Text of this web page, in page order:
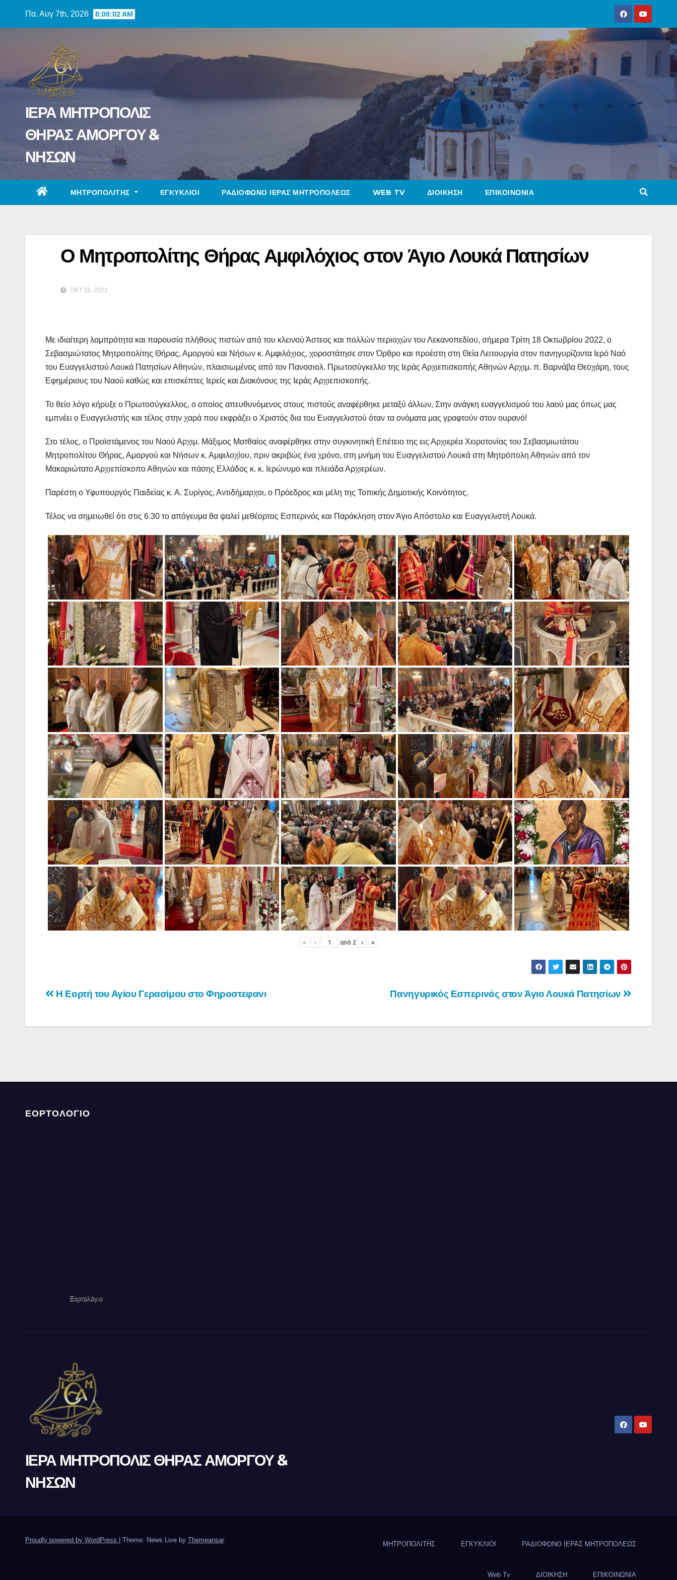
Πα. Αυγ 7th, 2026 8:08:03 AM
ΙΕΡΑ ΜΗΤΡΟΠΟΛΙΣ
ΘΗΡΑΣ ΑΜΟΡΓΟΥ &
ΝΗΣΩΝ
ΜΗΤΡΟΠΟΛΙΤΗΣ ΕΓΚΥΚΛΙΟΙ ΡΑΔΙΟΦΩΝΟ ΙΕΡΑΣ ΜΗΤΡΟΠΟΛΕΩΣ WEB TV ΔΙΟΙΚΗΣΗ ΕΠΙΚΟΙΝΩΝΙΑ
Ο Μητροπολίτης Θήρας Αμφιλόχιος στον Άγιο Λουκά Πατησίων
ΟΚΤ 18, 2022
Με ιδιαίτερη λαμπρότητα και παρουσία πλήθους πιστών από του κλεινού Άστεος και πολλών περιοχών του Λεκανοπεδίου, σήμερα Τρίτη 18 Οκτωβρίου 2022, ο
Σεβασμιώτατος Μητροπολίτης Θήρας, Αμοργού και Νήσων κ. Αμφιλόχιος, χοροστάτησε στον Όρθρο και προέστη στη Θεία Λειτουργία στον πανηγυρίζοντα Ιερό Ναό
του Ευαγγελιστού Λουκά Πατησίων Αθηνών, πλαισιωμένος από τον Πανοσιολ. Πρωτοσύγκελλο της Ιεράς Αρχιεπισκοπής Αθηνών Αρχιμ. π. Βαρνάβα Θεοχάρη, τους
Εφημέριους του Ναού καθώς και επισκέπτες Ιερείς και Διακόνους της Ιεράς Αρχιεπισκοπής.
Το θείο λόγο κήρυξε ο Πρωτοσύγκελλος, ο οποίος απευθυνόμενος στους πιστούς αναφέρθηκε μεταξύ άλλων, Στην ανάγκη ευαγγελισμού του λαού μας όπως μας
εμπνέει ο Ευαγγελιστής και τέλος στην χαρά που εκφράζει ο Χριστός δια του Ευαγγελιστού όταν τα ονόματα μας γραφτούν στον ουρανό!
Στο τέλος, ο Προϊστάμενος του Ναού Αρχιμ. Μάξιμος Ματθαίος αναφέρθηκε στην συγκινητική Επέτειο της εις Αρχιερέα Χειροτονίας του Σεβασμιωτάτου
Μητροπολίτου Θήρας, Αμοργού και Νήσων κ. Αμφιλοχίου, πριν ακριβώς ένα χρόνο, στη μνήμη του Ευαγγελιστού Λουκά στη Μητρόπολη Αθηνών από τον
Μακαριώτατο Αρχιεπίσκοπο Αθηνών και πάσης Ελλάδος κ. κ. Ιερώνυμο και πλειάδα Αρχιερέων.
Παρέστη ο Υφυπουργός Παιδείας κ. Α. Συρίγος, Αντιδήμαρχοι, ο Πρόεδρος και μέλη της Τοπικής Δημοτικής Κοινότητος.
Τέλος να σημειωθεί ότι στις 6.30 το απόγευμα θα ψαλεί μεθέορτος Εσπερινός και Παράκληση στον Άγιο Απόστολο και Ευαγγελιστή Λουκά.
« ‹ από 2 › »
Πλοήγηση
Πανηγυρικός Εσπερινός στον Άγιο Λουκά Πατησίων
Η Εορτή του Αγίου Γερασίμου στο Φηροστεφανι
ΕΟΡΤΟΛΟΓΙΟ
Εορτολόγιο
ΙΕΡΑ ΜΗΤΡΟΠΟΛΙΣ ΘΗΡΑΣ ΑΜΟΡΓΟΥ &
ΝΗΣΩΝ
Proudly powered by WordPress Theme: News Live by Themeansar.
ΜΗΤΡΟΠΟΛΙΤΗΣ ΕΓΚΥΚΛΙΟΙ ΡΑΔΙΟΦΩΝΟ ΙΕΡΑΣ ΜΗΤΡΟΠΟΛΕΩΣ
Web Tv ΔΙΟΙΚΗΣΗ ΕΠΙΚΟΙΝΩΝΙΑ